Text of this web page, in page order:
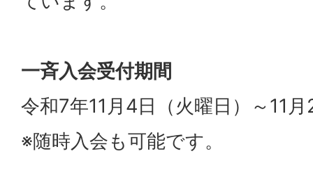
一斉入会受付期間
令和7年11月4日（火曜日）～11
※随時入会も可能です。